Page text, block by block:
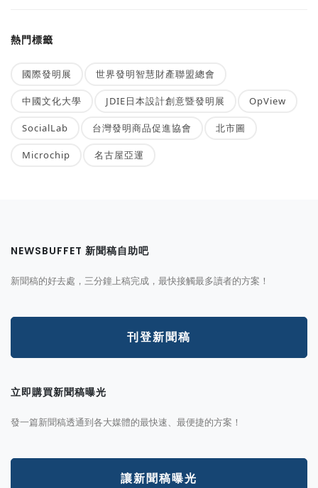
熱門標籤
國際發明展 世界發明智慧財產聯盟總會
中國文化大學 JDIE日本設計創意暨發明展 OpView
SocialLab 台灣發明商品促進協會 北市圖
Microchip 名古屋亞運
NEWSBUFFET 新聞稿自助吧
新聞稿的好去處，三分鐘上稿完成，最快接觸最多讀者的方案！
刊登新聞稿
立即購買新聞稿曝光
發一篇新聞稿透通到各大媒體的最快速、最便捷的方案！
讓新聞稿曝光